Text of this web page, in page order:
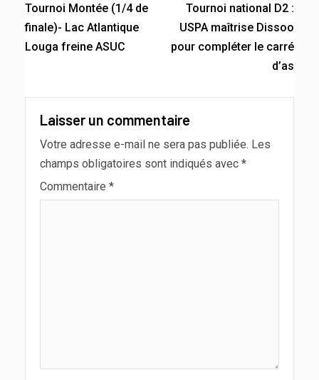
Tournoi Montée (1/4 de
finale)- Lac Atlantique
Louga freine ASUC
Tournoi national D2 :
USPA maîtrise Dissoo
pour compléter le carré
d’as
Laisser un commentaire
Votre adresse e-mail ne sera pas publiée. Les
champs obligatoires sont indiqués avec *
Commentaire *